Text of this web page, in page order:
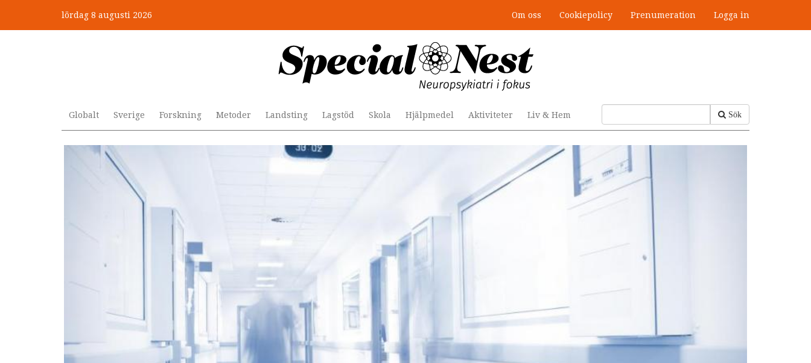
huvudinnehåll
lördag 8 augusti 2026 Om oss Cookiepolicy Prenumeration Logga in
Sök
Globalt Sverige Forskning Metoder Landsting Lagstöd Skola Hjälpmedel Aktiviteter Liv & Hem
”Jobbet gick bra – just därför togs stödet bort”